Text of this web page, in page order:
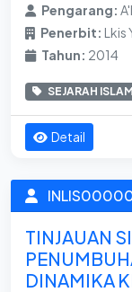
Pengarang:
Penerbit: Lkis
Tahun: 2014
SEJARAH ISLAM
Detail
TINJAUAN
DINAMIKA